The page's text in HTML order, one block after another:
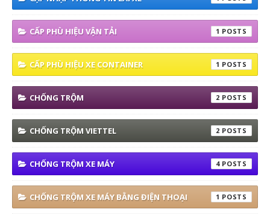
CẤP PHÙ HIỆU VẬN TẢI 1
CẤP PHÙ HIỆU XE CONTAINER 1
CHỐNG TRỘM 2
CHỐNG TRỘM VIETTEL 2
CHỐNG TRỘM XE MÁY 4
CHỐNG TRỘM XE MÁY BẰNG ĐIỆN THOẠI 1